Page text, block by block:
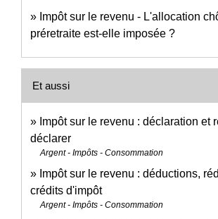
Impôt sur le revenu - L'allocation
préretraite est-elle imposée ?
Et aussi
Impôt sur le revenu : déclaration et
déclarer
Argent - Impôts - Consommation
Impôt sur le revenu : déductions,
crédits d'impôt
Argent - Impôts - Consommation